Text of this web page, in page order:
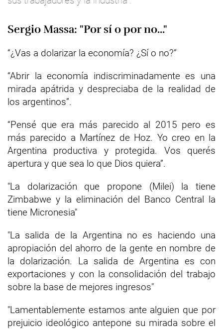
Sergio Massa: "Por sí o por no..."
“¿Vas a dolarizar la economía? ¿Sí o no?”
“Abrir la economía indiscriminadamente es una
mirada apátrida y despreciaba de la realidad de
los argentinos”.
“Pensé que era más parecido al 2015 pero es
más parecido a Martínez de Hoz. Yo creo en la
Argentina productiva y protegida. Vos querés
apertura y que sea lo que Dios quiera”.
"La dolarización que propone (Milei) la tiene
Zimbabwe y la eliminación del Banco Central la
tiene Micronesia"
"La salida de la Argentina no es haciendo una
apropiación del ahorro de la gente en nombre de
la dolarización. La salida de Argentina es con
exportaciones y con la consolidación del trabajo
sobre la base de mejores ingresos"
"Lamentablemente estamos ante alguien que por
prejuicio ideológico antepone su mirada sobre el